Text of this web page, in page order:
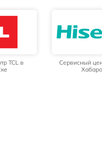
TCL в
Сервисный